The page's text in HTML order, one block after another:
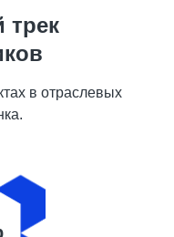
в отраслевых
трек